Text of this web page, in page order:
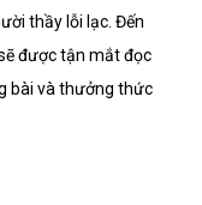
thầy lỗi lạc. Đến
được tận mắt đọc
bài và thưởng thức